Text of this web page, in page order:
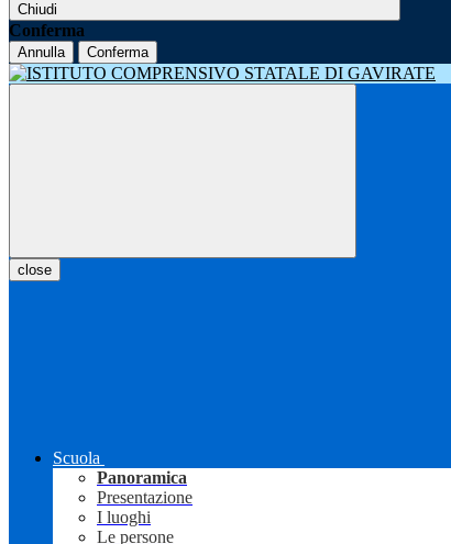
Chiudi
Conferma
Annulla Conferma
close
Scuola
Panoramica
Presentazione
I luoghi
Le persone